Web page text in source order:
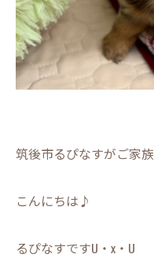
筑後市るぴなすがご家
こんにちは♪
るぴなすですU・x・U